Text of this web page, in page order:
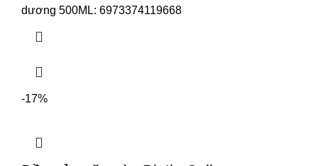
dương 500ML: 6973374119668
-17%